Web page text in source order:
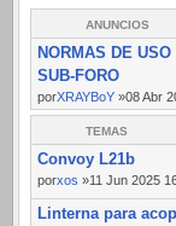
ANUNCIOS
NORMAS DE
SUB-FORO
porXRAYBoY »08 Abr
TEMAS
Convoy L21b
porxos »11 Jun 2025
Linterna para